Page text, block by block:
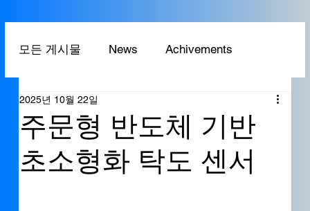
모든 게시물 News Achivements
Technology
주문형 반도체 기반
초소형화 탁도 센서
2025년 10월 22일